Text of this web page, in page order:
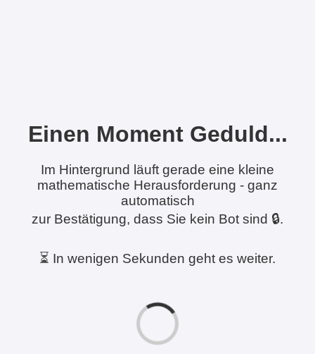
Einen Moment Geduld...
Im Hintergrund läuft gerade eine kleine
mathematische Herausforderung - ganz
automatisch
zur Bestätigung, dass Sie kein Bot sind 🔒.
⏳ In wenigen Sekunden geht es weiter.